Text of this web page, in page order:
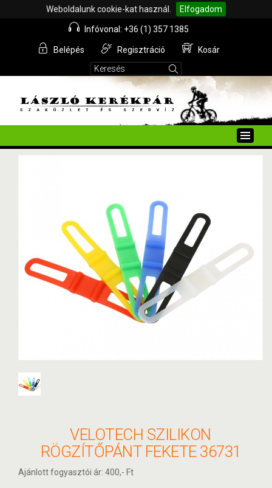
Weboldalunk cookie-kat használ. Elfogadom
Infóvonal: +36 (1) 357 1385
Belépés Regisztráció Kosár
Toggle
VELOTECH SZILIKON
RÖGZÍTŐPÁNT FEKETE 36731
Ajánlott fogyasztói ár: 400,- Ft